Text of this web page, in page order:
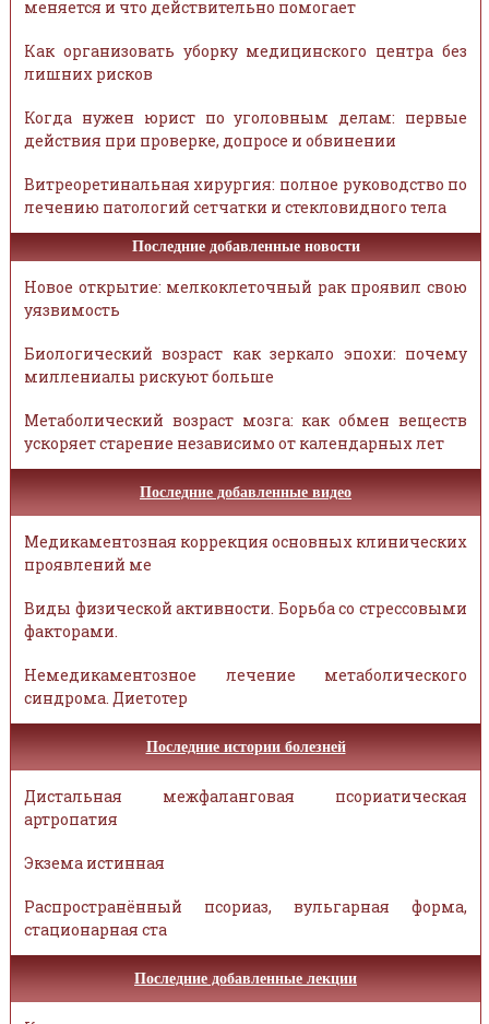
меняется и что действительно помогает
Как организовать уборку медицинского центра без
лишних рисков
Когда нужен юрист по уголовным делам: первые
действия при проверке, допросе и обвинении
Витреоретинальная хирургия: полное руководство по
лечению патологий сетчатки и стекловидного тела
Последние добавленные новости
Новое открытие: мелкоклеточный рак проявил свою
уязвимость
Биологический возраст как зеркало эпохи: почему
миллениалы рискуют больше
Метаболический возраст мозга: как обмен веществ
ускоряет старение независимо от календарных лет
Последние добавленные видео
Медикаментозная коррекция основных клинических
проявлений ме
Виды физической активности. Борьба со стрессовыми
факторами.
Немедикаментозное лечение метаболического
синдрома. Диетотер
Последние истории болезней
Дистальная межфаланговая псориатическая
артропатия
Экзема истинная
Распространённый псориаз, вульгарная форма,
стационарная ста
Последние добавленные лекции